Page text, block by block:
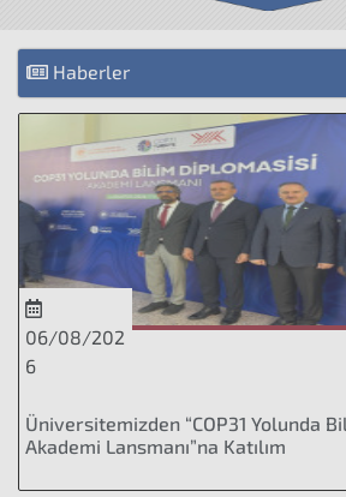
Haberler
06/08/202
6
Üniversitemizden “COP31 Yolunda
Akademi Lansmanı”na Katılım